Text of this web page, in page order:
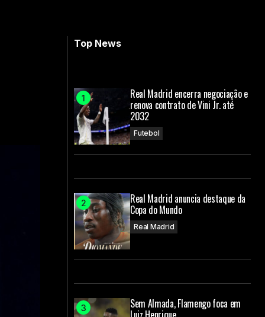
Top News
Real Madrid encerra negociação e
renova contrato de Vini Jr. até
2032
Futebol
Real Madrid anuncia destaque da
Copa do Mundo
Real Madrid
Sem Almada, Flamengo foca em